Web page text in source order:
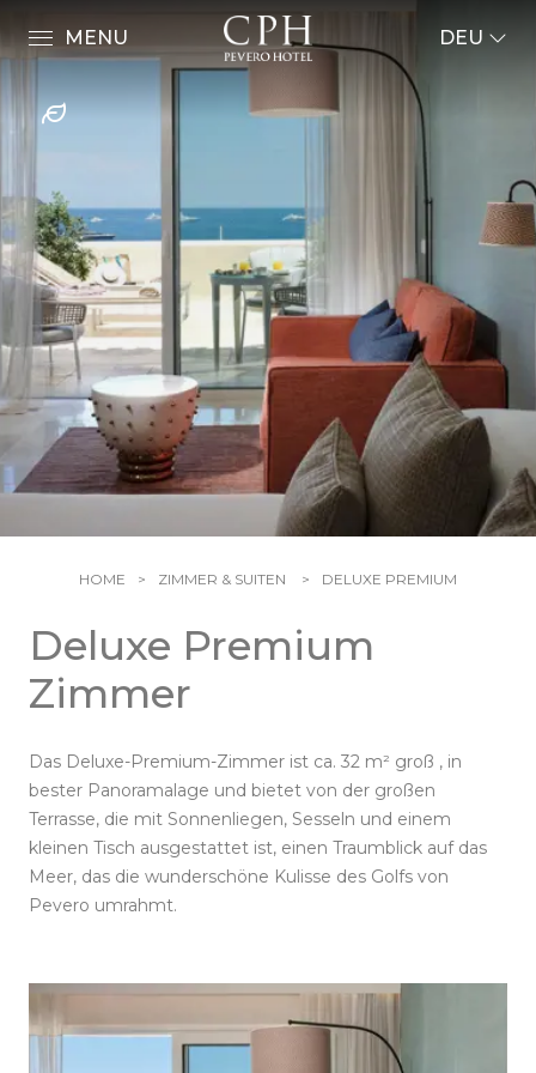
MENU DEU
Präsidentensuite
Luxussuite mit Jacuzzi-Hydromassagewanne
Luxussuite
Executive Suite
Junior Suite
Deluxe Premium
Deluxe
Superior Premium
Restaurant & Bars
Restaurant Zafferano
Arcate Bistrot
Cascade Bar
I Gerani Bar
CPH Pool Club
Meer & Strände
Veranstaltungen
Treffen
Pevero Kunst
Erfahrungen
Sportliche Aktivitäten
Natur und Kultur
Galerie
Info & Kontakte
HOME ZIMMER & SUITEN DELUXE PREMIUM
Deluxe Premium
Zimmer
Das Deluxe-Premium-Zimmer ist ca. 32 m² groß , in
bester Panoramalage und bietet von der großen
Terrasse, die mit Sonnenliegen, Sesseln und einem
kleinen Tisch ausgestattet ist, einen Traumblick auf das
Meer, das die wunderschöne Kulisse des Golfs von
Pevero umrahmt.